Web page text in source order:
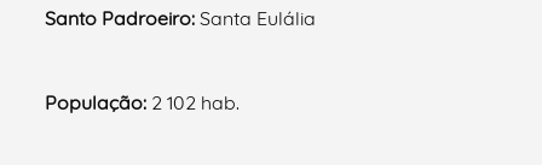
Santo Padroeiro: Santa Eulália
População: 2 102 hab.